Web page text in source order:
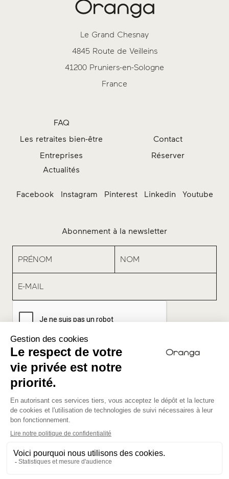
Le Grand Chesnay
4845 Route de Veilleins
41200 Pruniers-en-Sologne
France
FAQ
Les retraites bien-être
Entreprises
Contact
Réserver
Facebook Instagram Pinterest Linkedin Youtube
Abonnement à la newsletter
2026 © Copyright Oranga
Politique de confidentialité